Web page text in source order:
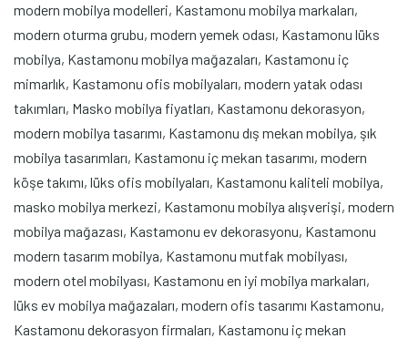
modern mobilya modelleri, Kastamonu mobilya markaları,
modern oturma grubu, modern yemek odası, Kastamonu lüks
mobilya, Kastamonu mobilya mağazaları, Kastamonu iç
mimarlık, Kastamonu ofis mobilyaları, modern yatak odası
takımları, Masko mobilya fiyatları, Kastamonu dekorasyon,
modern mobilya tasarımı, Kastamonu dış mekan mobilya, şık
mobilya tasarımları, Kastamonu iç mekan tasarımı, modern
köşe takımı, lüks ofis mobilyaları, Kastamonu kaliteli mobilya,
masko mobilya merkezi, Kastamonu mobilya alışverişi, modern
mobilya mağazası, Kastamonu ev dekorasyonu, Kastamonu
modern tasarım mobilya, Kastamonu mutfak mobilyası,
modern otel mobilyası, Kastamonu en iyi mobilya markaları,
lüks ev mobilya mağazaları, modern ofis tasarımı Kastamonu,
Kastamonu dekorasyon firmaları, Kastamonu iç mekan